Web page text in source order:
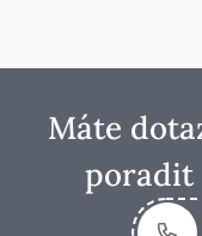
Máte
poradit